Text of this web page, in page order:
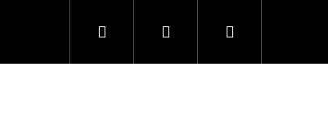
Hledat PřihlášeníNákupní